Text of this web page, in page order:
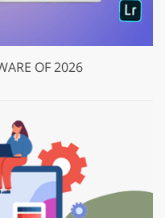
OF 2026